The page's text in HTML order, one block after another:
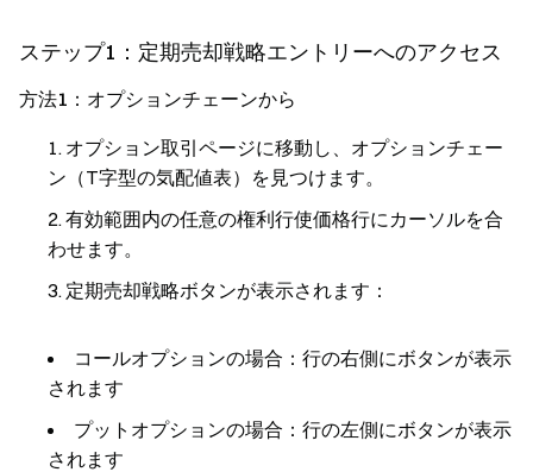
ステップ1：定期売却戦略エントリーへのアクセス
方法1：オプションチェーンから
オプション取引ページに移動し、オプションチェー
ン（T字型の気配値表）を見つけます。
有効範囲内の任意の権利行使価格行にカーソルを合
わせます。
定期売却戦略ボタンが表示されます：
コールオプションの場合：行の右側にボタンが表示
されます
プットオプションの場合：行の左側にボタンが表示
されます